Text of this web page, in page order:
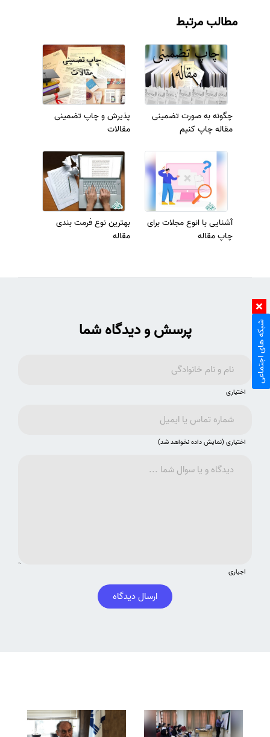
مطالب مرتبط
چگونه به صورت تضمینی
مقاله چاپ کنیم
پذیرش و چاپ تضمینی
مقالات
آشنایی با انوع مجلات برای
چاپ مقاله
بهترین نوع فرمت بندی
مقاله
پرسش و دیدگاه شما
اختیاری
اختیاری (نمایش داده نخواهد شد)
اجباری
ارسال دیدگاه
شبکه های اجتماعی